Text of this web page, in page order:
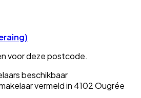
voor deze postcode.
beschikbaar
vermeld in 4102 Ougrée